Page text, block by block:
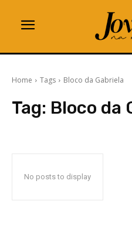
Home Tags Bloco da Gabriela
Tag: Bloco da
No posts to display